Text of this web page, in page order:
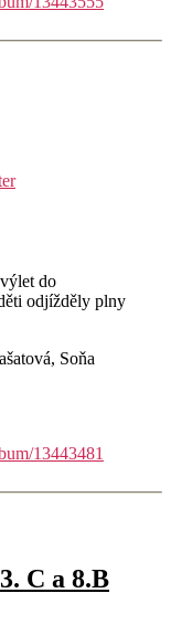
do
odjížděly plny
Soňa
13443481
C a 8.B